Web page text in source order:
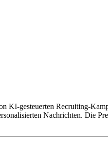
KI-gesteuerten Recruiting-
Nachrichten. Die